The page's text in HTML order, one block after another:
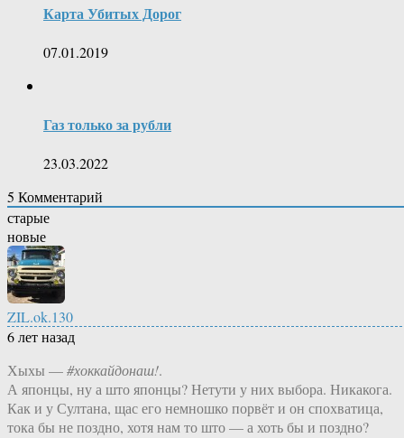
Карта Убитых Дорог
07.01.2019
Газ только за рубли
23.03.2022
5 Комментарий
старые
новые
ZIL.ok.130
6 лет назад
Хыхы —#хоккайдонаш!.
А японцы, ну а што японцы? Нетути у них выбора. Никакога.
Как и у Султана, щас его немношко порвёт и он спохватица,
тока бы не поздно, хотя нам то што — а хоть бы и поздно?